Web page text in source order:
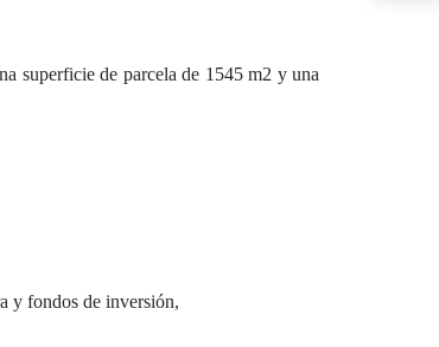
superficie de parcela de 1545 m2 y una
y fondos de inversión,